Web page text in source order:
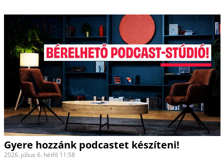
Gyere hozzánk podcastet készíteni!
2026. július 6. hétfő 11:58